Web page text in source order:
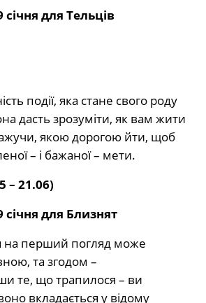
для Тельців
події, яка стане свого роду
дасть зрозуміти, як вам жити
якою дорогою йти, щоб
– і бажаної – мети.
– 21.06)
січня для Близнят
на перший погляд може
та згодом –
те, що трапилося – ви
вкладається у відому